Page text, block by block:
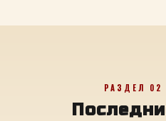
РАЗДЕЛ 02